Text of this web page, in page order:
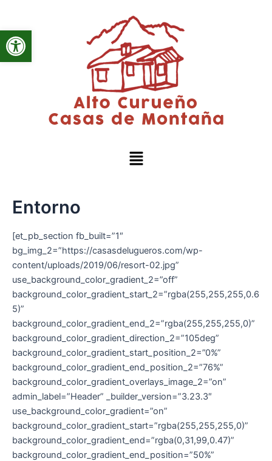
contenido
Menú
Entorno
[et_pb_section fb_built=”1″
bg_img_2=”https://casasdelugueros.com/wp-
content/uploads/2019/06/resort-02.jpg”
use_background_color_gradient_2=”off”
background_color_gradient_start_2=”rgba(255,255,255,0.6
5)”
background_color_gradient_end_2=”rgba(255,255,255,0)”
background_color_gradient_direction_2=”105deg”
background_color_gradient_start_position_2=”0%”
background_color_gradient_end_position_2=”76%”
background_color_gradient_overlays_image_2=”on”
admin_label=”Header” _builder_version=”3.23.3″
use_background_color_gradient=”on”
background_color_gradient_start=”rgba(255,255,255,0)”
background_color_gradient_end=”rgba(0,31,99,0.47)”
background_color_gradient_end_position=”50%”
Abrir barra de herramientas